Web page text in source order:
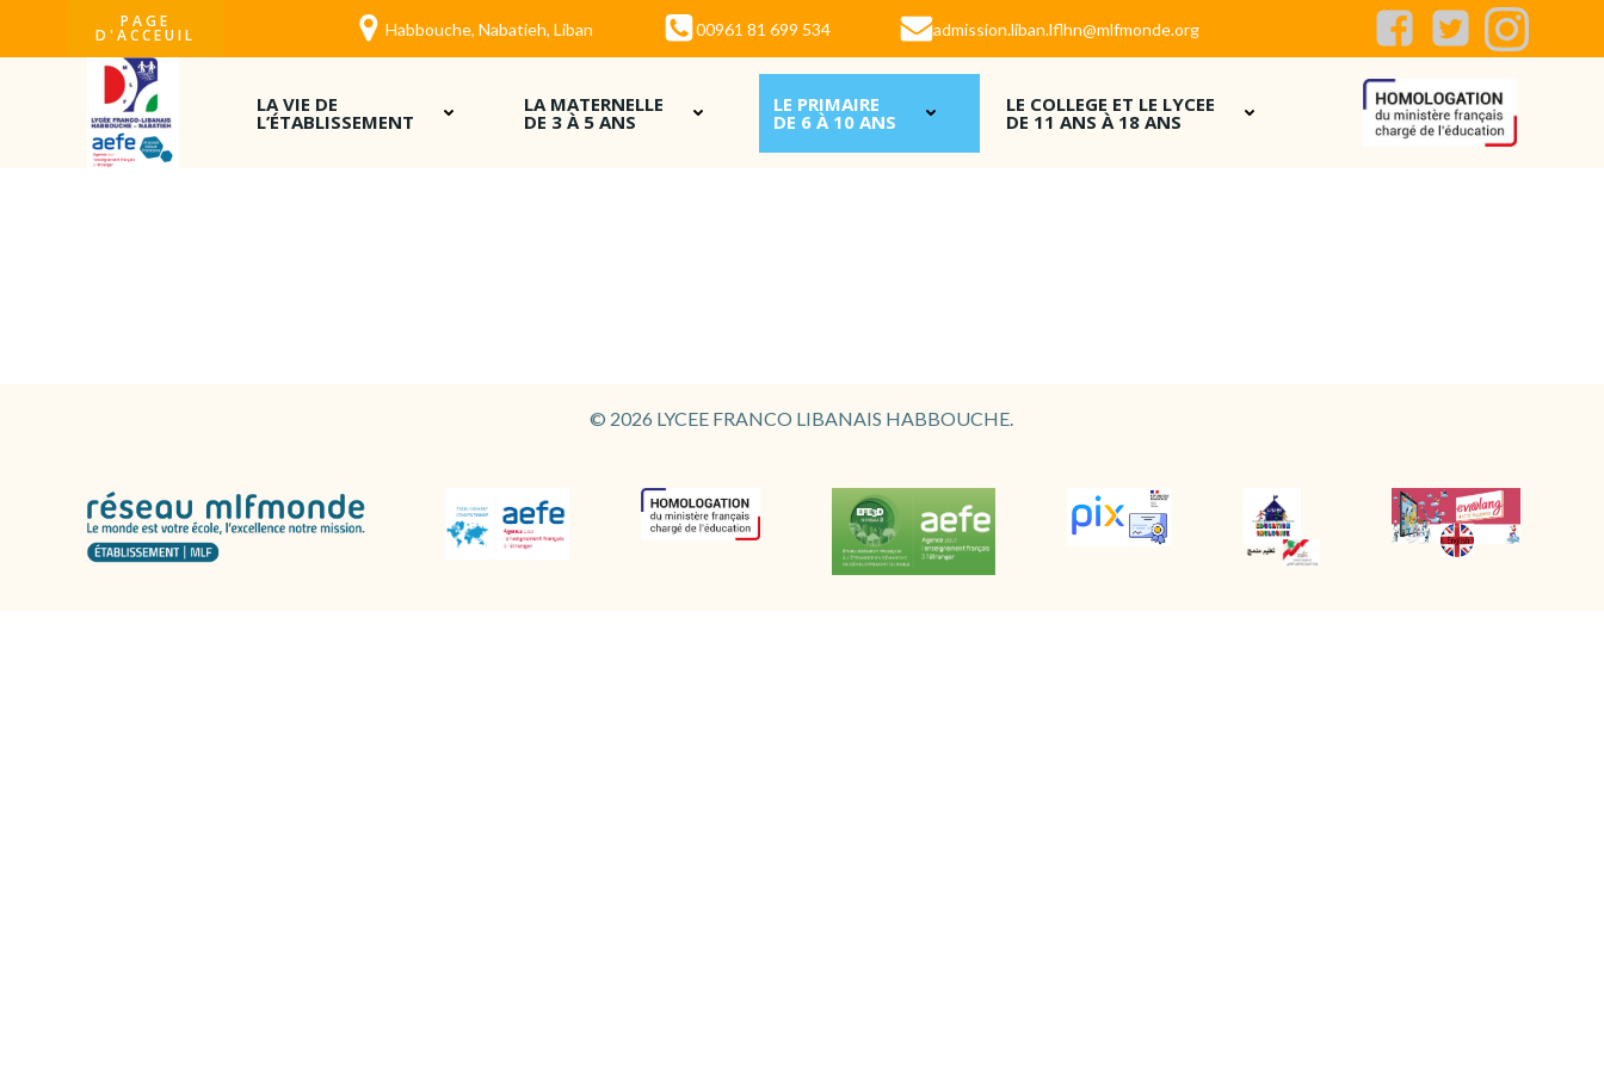
PAGE
D'ACCEUIL Habbouche, Nabatieh, Liban 00961 81 699 534 admission.liban.lflhn@mlfmonde.org
LA VIE DE
L’ÉTABLISSEMENT
LA MATERNELLE
DE 3 À 5 ANS
LE PRIMAIRE
DE 6 À 10 ANS
LE COLLEGE ET LE LYCEE
DE 11 ANS À 18 ANS
© 2026 LYCEE FRANCO LIBANAIS HABBOUCHE.